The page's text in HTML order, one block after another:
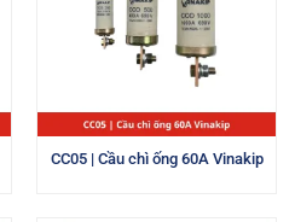
CC05 | Cầu chì ống 60A Vinakip